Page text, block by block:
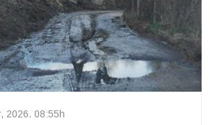
2026. 08:55h